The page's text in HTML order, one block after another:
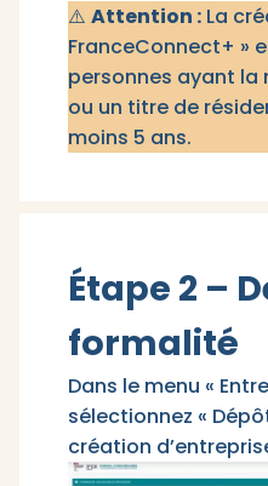
⚠️ Attention : La
FranceConnect+ »
personnes ayant
ou un titre de
moins 5 ans.
Étape 2 –
formalité
Dans le menu «
sélectionnez «
création